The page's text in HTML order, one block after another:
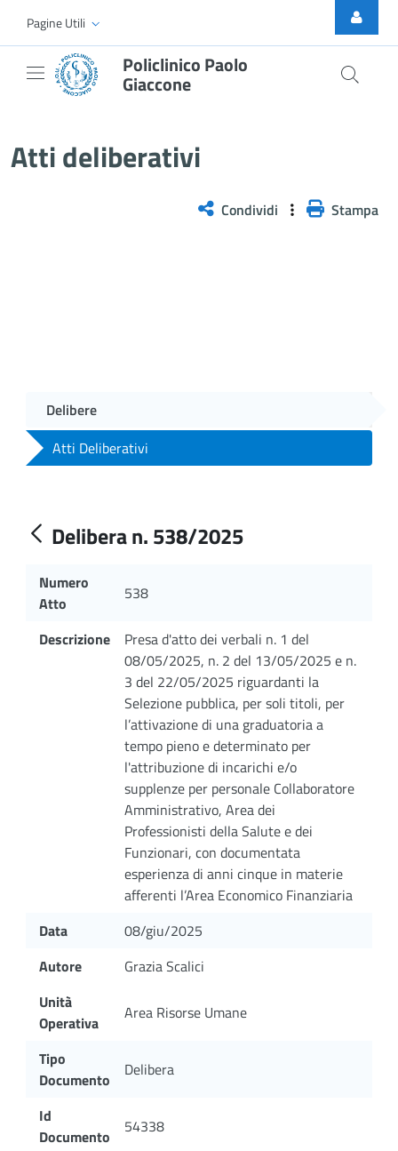
Skip to Main Content
Pagine Utili
Policlinico Paolo
Giaccone
Atti deliberativi
Condividi Stampa
Delibere
Atti Deliberativi
Delibera n. 538/2025
Numero
Atto
538
Descrizione
Presa d'atto dei verbali n. 1 del
08/05/2025, n. 2 del 13/05/2025 e n.
3 del 22/05/2025 riguardanti la
Selezione pubblica, per soli titoli, per
l’attivazione di una graduatoria a
tempo pieno e determinato per
l'attribuzione di incarichi e/o
supplenze per personale Collaboratore
Amministrativo, Area dei
Professionisti della Salute e dei
Funzionari, con documentata
esperienza di anni cinque in materie
afferenti l’Area Economico Finanziaria
Data
08/giu/2025
Autore
Grazia Scalici
Unità
Operativa
Area Risorse Umane
Tipo
Documento
Delibera
Id
Documento
54338